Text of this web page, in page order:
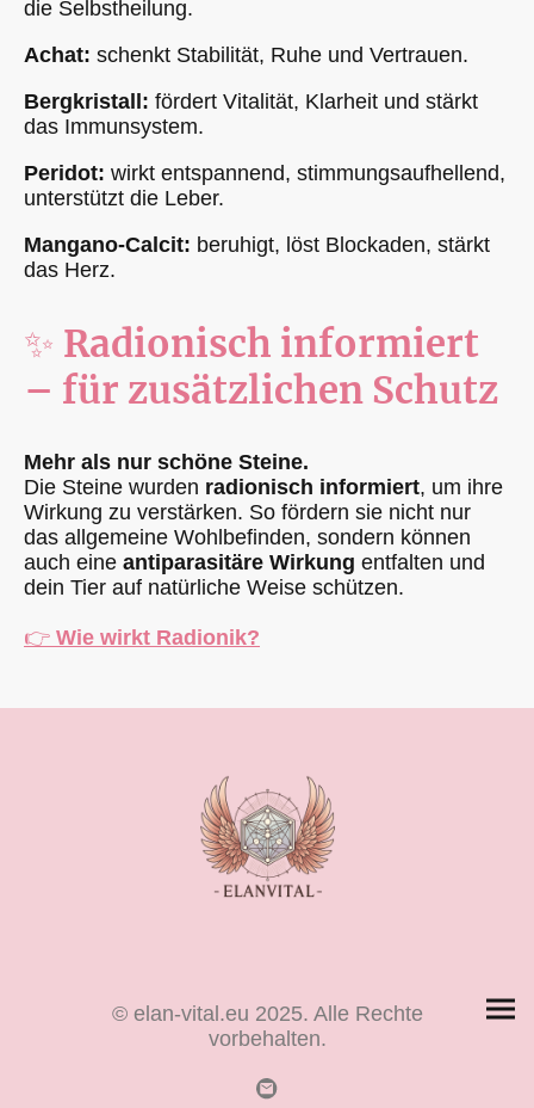
die Selbstheilung.
Achat: schenkt Stabilität, Ruhe und Vertrauen.
Bergkristall: fördert Vitalität, Klarheit und stärkt
das Immunsystem.
Peridot: wirkt entspannend, stimmungsaufhellend,
unterstützt die Leber.
Mangano-Calcit: beruhigt, löst Blockaden, stärkt
das Herz.
✨ Radionisch informiert
– für zusätzlichen Schutz
Mehr als nur schöne Steine.
Die Steine wurden radionisch informiert, um ihre
Wirkung zu verstärken. So fördern sie nicht nur
das allgemeine Wohlbefinden, sondern können
auch eine antiparasitäre Wirkung entfalten und
dein Tier auf natürliche Weise schützen.
👉 Wie wirkt Radionik?
© elan-vital.eu 2025. Alle Rechte
vorbehalten.